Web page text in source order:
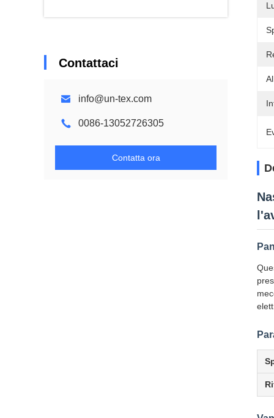
Contattaci
info@un-tex.com
0086-13052726305
Contatta ora